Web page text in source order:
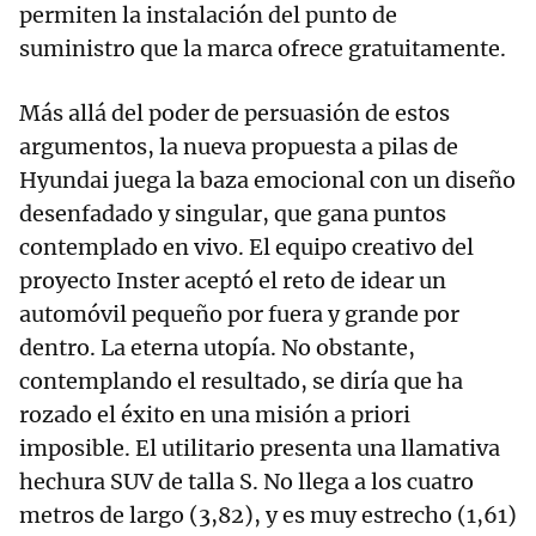
permiten la instalación del punto de
suministro que la marca ofrece gratuitamente.
Más allá del poder de persuasión de estos
argumentos, la nueva propuesta a pilas de
Hyundai juega la baza emocional con un diseño
desenfadado y singular, que gana puntos
contemplado en vivo. El equipo creativo del
proyecto Inster aceptó el reto de idear un
automóvil pequeño por fuera y grande por
dentro. La eterna utopía. No obstante,
contemplando el resultado, se diría que ha
rozado el éxito en una misión a priori
imposible. El utilitario presenta una llamativa
hechura SUV de talla S. No llega a los cuatro
metros de largo (3,82), y es muy estrecho (1,61)